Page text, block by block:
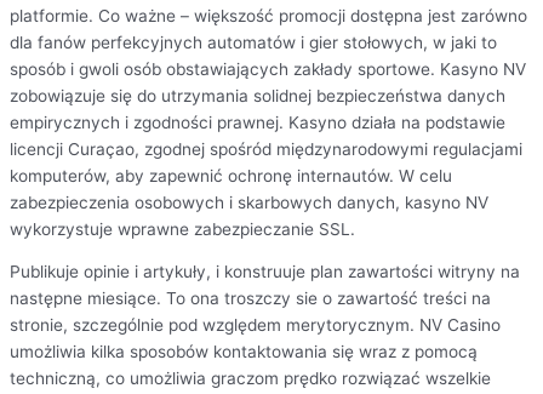
platformie. Co ważne – większość promocji dostępna jest zarówno
dla fanów perfekcyjnych automatów i gier stołowych, w jaki to
sposób i gwoli osób obstawiających zakłady sportowe. Kasyno NV
zobowiązuje się do utrzymania solidnej bezpieczeństwa danych
empirycznych i zgodności prawnej. Kasyno działa na podstawie
licencji Curaçao, zgodnej spośród międzynarodowymi regulacjami
komputerów, aby zapewnić ochronę internautów. W celu
zabezpieczenia osobowych i skarbowych danych, kasyno NV
wykorzystuje wprawne zabezpieczanie SSL.
Publikuje opinie i artykuły, i konstruuje plan zawartości witryny na
następne miesiące. To ona troszczy sie o zawartość treści na
stronie, szczególnie pod względem merytorycznym. NV Casino
umożliwia kilka sposobów kontaktowania się wraz z pomocą
techniczną, co umożliwia graczom prędko rozwiązać wszelkie